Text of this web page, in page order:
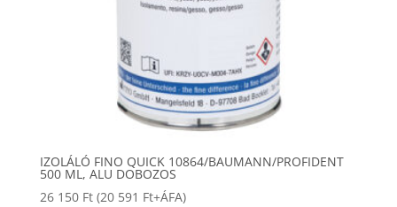
IZOLÁLÓ FINO QUICK 10864/BAUMANN/PROFIDENT
500 ML, ALU DOBOZOS
26 150 Ft (20 591 Ft+ÁFA)